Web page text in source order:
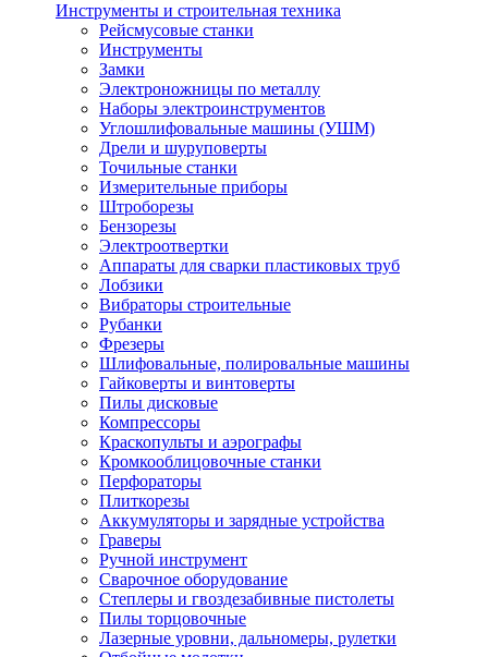
Инструменты и строительная техника
Рейсмусовые станки
Инструменты
Замки
Электроножницы по металлу
Наборы электроинструментов
Углошлифовальные машины (УШМ)
Дрели и шуруповерты
Точильные станки
Измерительные приборы
Штроборезы
Бензорезы
Электроотвертки
Аппараты для сварки пластиковых труб
Лобзики
Вибраторы строительные
Рубанки
Фрезеры
Шлифовальные, полировальные машины
Гайковерты и винтоверты
Пилы дисковые
Компрессоры
Краскопульты и аэрографы
Кромкооблицовочные станки
Перфораторы
Плиткорезы
Аккумуляторы и зарядные устройства
Граверы
Ручной инструмент
Сварочное оборудование
Степлеры и гвоздезабивные пистолеты
Пилы торцовочные
Лазерные уровни, дальномеры, рулетки